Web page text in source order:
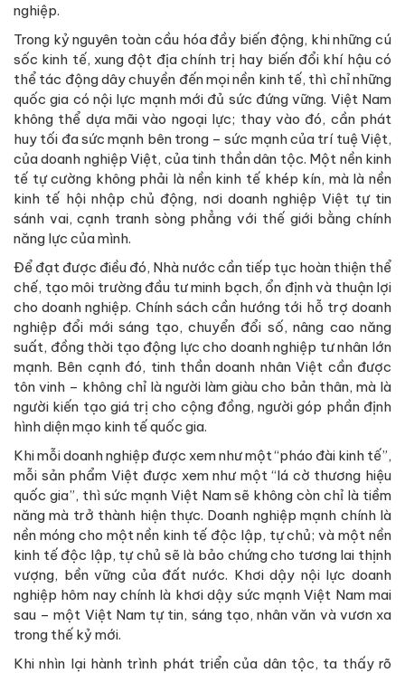
nghiệp.
Trong kỷ nguyên toàn cầu hóa đầy biến động, khi những cú
sốc kinh tế, xung đột địa chính trị hay biến đổi khí hậu có
thể tác động dây chuyền đến mọi nền kinh tế, thì chỉ những
quốc gia có nội lực mạnh mới đủ sức đứng vững. Việt Nam
không thể dựa mãi vào ngoại lực; thay vào đó, cần phát
huy tối đa sức mạnh bên trong – sức mạnh của trí tuệ Việt,
của doanh nghiệp Việt, của tinh thần dân tộc. Một nền kinh
tế tự cường không phải là nền kinh tế khép kín, mà là nền
kinh tế hội nhập chủ động, nơi doanh nghiệp Việt tự tin
sánh vai, cạnh tranh sòng phẳng với thế giới bằng chính
năng lực của mình.
Để đạt được điều đó, Nhà nước cần tiếp tục hoàn thiện thể
chế, tạo môi trường đầu tư minh bạch, ổn định và thuận lợi
cho doanh nghiệp. Chính sách cần hướng tới hỗ trợ doanh
nghiệp đổi mới sáng tạo, chuyển đổi số, nâng cao năng
suất, đồng thời tạo động lực cho doanh nghiệp tư nhân lớn
mạnh. Bên cạnh đó, tinh thần doanh nhân Việt cần được
tôn vinh – không chỉ là người làm giàu cho bản thân, mà là
người kiến tạo giá trị cho cộng đồng, người góp phần định
hình diện mạo kinh tế quốc gia.
Khi mỗi doanh nghiệp được xem như một “pháo đài kinh tế”,
mỗi sản phẩm Việt được xem như một “lá cờ thương hiệu
quốc gia”, thì sức mạnh Việt Nam sẽ không còn chỉ là tiềm
năng mà trở thành hiện thực. Doanh nghiệp mạnh chính là
nền móng cho một nền kinh tế độc lập, tự chủ; và một nền
kinh tế độc lập, tự chủ sẽ là bảo chứng cho tương lai thịnh
vượng, bền vững của đất nước. Khơi dậy nội lực doanh
nghiệp hôm nay chính là khơi dậy sức mạnh Việt Nam mai
sau – một Việt Nam tự tin, sáng tạo, nhân văn và vươn xa
trong thế kỷ mới.
Khi nhìn lại hành trình phát triển của dân tộc, ta thấy rõ